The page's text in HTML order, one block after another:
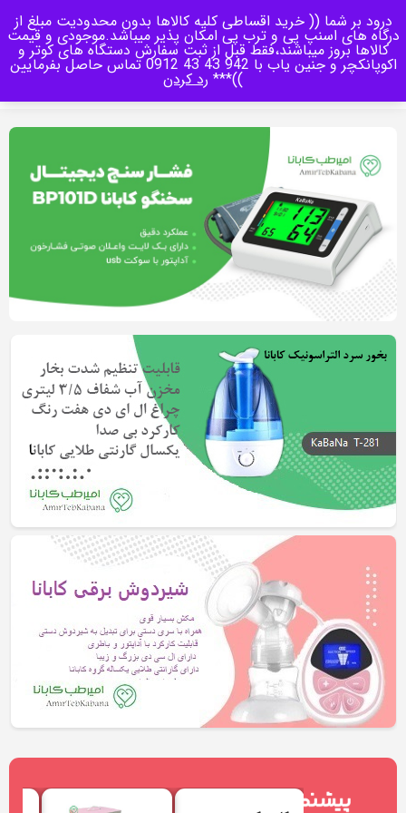
منو
0
درود بر شما (( خرید اقساطی کلیه کالاها بدون محدودیت مبلغ از
درگاه های اسنپ پی و ترب پی امکان پذیر میباشد.موجودی و قیمت
کالاها بروز میباشند،فقط قبل از ثبت سفارش دستگاه های کوتر و
اکوپانکچر و جنین یاب با 942 43 43 0912 تماس حاصل بفرمایین
))*** رد کردن